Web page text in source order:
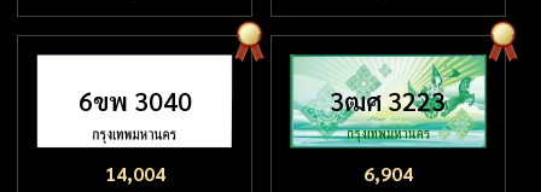
6ขพ 3040
14,004
3ฒศ 3223
6,904